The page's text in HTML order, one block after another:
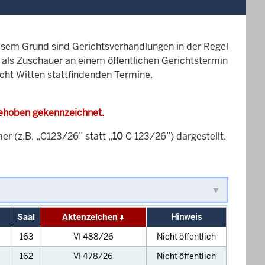
Grund sind Gerichtsverhandlungen in der Regel
Zuschauer an einem öffentlichen Gerichtstermin
Witten stattfindenden Termine.
gekennzeichnet.
(z.B. „C123/26” statt „10 C 123/26”) dargestellt.
Saal Aktenzeichen
Hinweis
163
VI 488/26
Nicht öffentlich
162
VI 478/26 Nicht öffentlich